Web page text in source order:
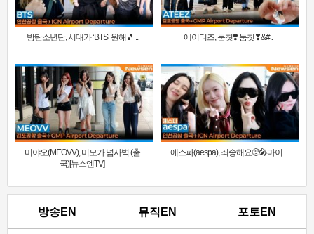
방탄소년단, 시대가 ‘BTS’ 원해🎵 .. 에이티즈, 둠칫❣️ 둠칫❣&#..
미야오(MEOVV), 미모가 넘사벽 (출
국)[뉴스엔TV]
에스파(aespa), 죄송해요🥺🎤마이..
방송EN 뮤직EN 포토EN